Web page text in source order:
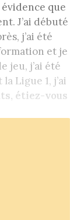
évidence que
J’ai débuté
j’ai été
et je
jeu, j’ai été
Ligue 1, j’ai
étiez-vous